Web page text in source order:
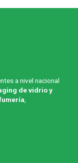
a nivel nacional
de vidrio y